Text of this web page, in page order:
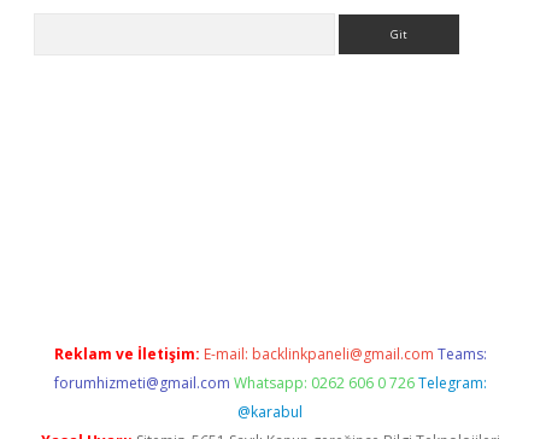
Reklam ve İletişim: E-mail: backlinkpaneli@gmail.com Teams:
forumhizmeti@gmail.com Whatsapp: 0262 606 0 726 Telegram:
@karabul